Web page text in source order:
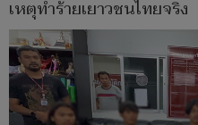
เหตุทำร้ายเยาวชนไทยจริง